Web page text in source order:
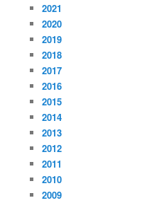
2021
2020
2019
2018
2017
2016
2015
2014
2013
2012
2011
2010
2009